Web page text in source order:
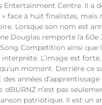
Entertainment Centre. Il a
» face à huit finalistes, mais
Lorsque son nom est
Douglas remporte la 60e
Competition ainsi que
L’image est
moment. Derrière ce
années
dBURNZ n’est pas
patriotique. Il est un